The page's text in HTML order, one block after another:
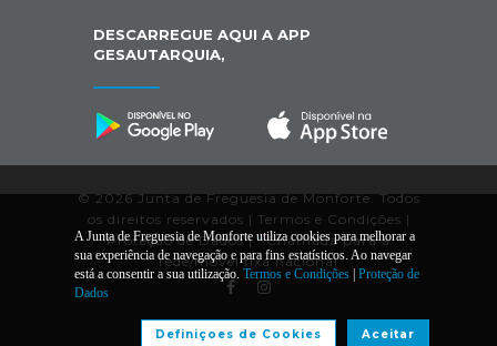
DESCARREGUE AQUI A APP
GESAUTARQUIA,
© 2026 Junta de Freguesia de Monforte. Todos
os direitos reservados | Termos e Condições |
Proteção de Dados|*Chamada para a
rede/móvel fixa nacional
Desenvolvido por:
A Junta de Freguesia de Monforte utiliza cookies para melhorar a
sua experiência de navegação e para fins estatísticos. Ao navegar
está a consentir a sua utilização. Termos e Condições| Proteção de
Dados
Aceitar
Definiçoes de Cookies